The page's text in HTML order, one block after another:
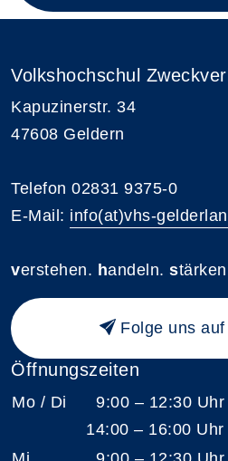
Volkshochschul
Kapuzinerstr. 34
47608 Geldern
Telefon 02831 9375-0
E-Mail: info(at)vhs-
verstehen. handeln. s
Folge uns
Öffnungszeiten
Mo / Di
9:00 – 12:30 Uhr
14:00 – 16:00 Uhr